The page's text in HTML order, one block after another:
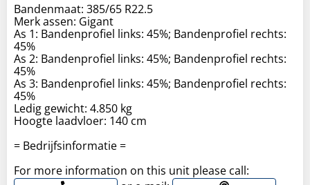
Bandenmaat: 385/65 R22.5
Merk assen: Gigant
As 1: Bandenprofiel links: 45%; Bandenprofiel rechts:
45%
As 2: Bandenprofiel links: 45%; Bandenprofiel rechts:
45%
As 3: Bandenprofiel links: 45%; Bandenprofiel rechts:
45%
Ledig gewicht: 4.850 kg
Hoogte laadvloer: 140 cm
= Bedrijfsinformatie =
For more information on this unit please call: